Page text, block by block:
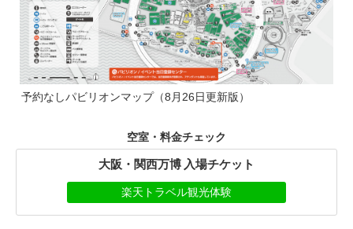
予約なしパビリオンマップ（8月26日更新版）
空室・料金チェック
大阪・関西万博 入場チケット
楽天トラベル観光体験